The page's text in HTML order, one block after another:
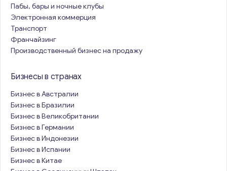
Пабы, бары и ночные клубы
Электронная коммерция
Транспорт
Франчайзинг
Производственный бизнес на продажу
Бизнесы в странах
Бизнес в Австралии
Бизнес в Бразилии
Бизнес в Великобритании
Бизнес в Германии
Бизнес в Индонезии
Бизнес в Испании
Бизнес в Китае